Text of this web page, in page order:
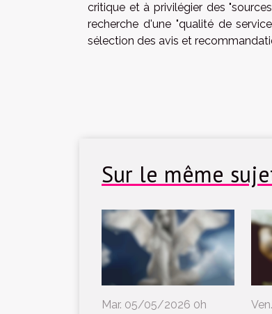
critique et à privilégier des
recherche d'une "qualité de
sélection des avis et
Sur le même
Mar. 05/05/2026 0h